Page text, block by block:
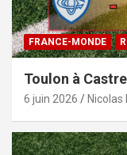
FRANCE-MONDE
Toulon à
6 juin 2026 Nicolas